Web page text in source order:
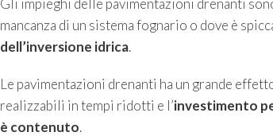
Gli impieghi delle pavimentazioni drenanti
mancanza di un sistema fognario o dove è
dell’inversione idrica.
Le pavimentazioni drenanti ha un grande
realizzabili in tempi ridotti e l’investimento
è contenuto.